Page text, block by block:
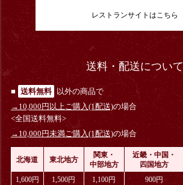
レストランサイトはこちら
送料・配送について
■ 送料無料
以外の商品で
→10,000円以上ご購入(1配送)の場合
<全国送料無料>
→10,000円未満ご購入(1配送)の場合
北海道 東北地方
関東・
中部地方
近畿・中国・
四国地方
1,600円 1,500円 1,100円 900円